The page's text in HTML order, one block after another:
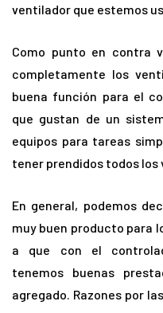
ventilador que estemos
Como punto en contra
completamente los
buena función para el
que gustan de un
equipos para tareas
tener prendidos todos
En general, podemos
muy buen producto para
a que con el
tenemos buenas
agregado. Razones por